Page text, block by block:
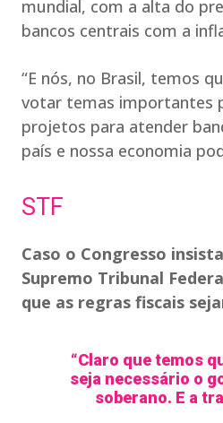
mundial, com a alta do
bancos centrais com a
“E nós, no Brasil, temos
votar temas importantes
projetos para atender
país e nossa economia
STF
Caso o Congresso
Supremo Tribunal
que as regras fiscais
“Claro que temos
seja necessário o
soberano. E a